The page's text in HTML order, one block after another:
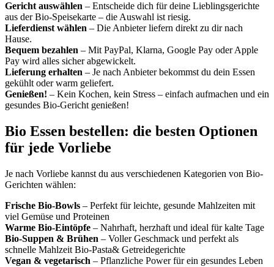
Gericht auswählen – Entscheide dich für deine Lieblingsgerichte
aus der Bio-Speisekarte – die Auswahl ist riesig.
Lieferdienst wählen – Die Anbieter liefern direkt zu dir nach
Hause.
Bequem bezahlen – Mit PayPal, Klarna, Google Pay oder Apple
Pay wird alles sicher abgewickelt.
Lieferung erhalten – Je nach Anbieter bekommst du dein Essen
gekühlt oder warm geliefert.
Genießen! – Kein Kochen, kein Stress – einfach aufmachen und ein
gesundes Bio-Gericht genießen!
Bio Essen bestellen: die besten Optionen
für jede Vorliebe
Je nach Vorliebe kannst du aus verschiedenen Kategorien von Bio-
Gerichten wählen:
Frische Bio-Bowls – Perfekt für leichte, gesunde Mahlzeiten mit
viel Gemüse und Proteinen
Warme Bio-Eintöpfe – Nahrhaft, herzhaft und ideal für kalte Tage
Bio-Suppen & Brühen – Voller Geschmack und perfekt als
schnelle Mahlzeit Bio-Pasta& Getreidegerichte
Vegan & vegetarisch – Pflanzliche Power für ein gesundes Leben